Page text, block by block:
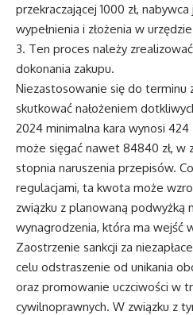
przekraczającej 1000 zł,
wypełnienia i złożenia w
3. Ten proces należy
dokonania zakupu.
Niezastosowanie się do terminu
skutkować nałożeniem
2024 minimalna kara wynosi 424
może sięgać nawet 84840 zł, w
stopnia naruszenia przepisów.
regulacjami, ta kwota może
związku z planowaną podwyżką
wynagrodzenia, która ma wejść
Zaostrzenie sankcji za
celu odstraszenie od unikania
oraz promowanie uczciwości w
cywilnoprawnych. W związku z